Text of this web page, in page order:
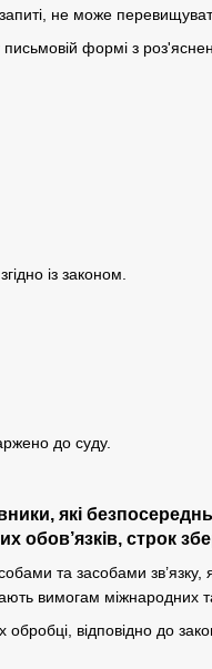
не може
формі з
із законом.
до суду.
які
обов’язків, строк
та засобами зв’язку,
вимогам міжнародних
відповідно до